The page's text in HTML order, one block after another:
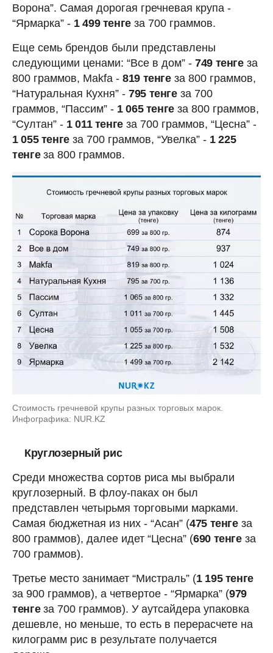
Ворона”. Самая дорогая гречневая крупа -
“Ярмарка” - 1 499 тенге за 700 граммов.
Еще семь брендов были представлены
следующими ценами: “Все в дом” - 749 тенгеза
800 граммов, Makfa - 819 тенгеза 800 граммов,
“Натуральная Кухня” - 795 тенгеза 700
граммов, “Пассим” - 1 065 тенге за 800 граммов,
“Султан” - 1 011 тенге за 700 граммов, “Цесна” -
1 055 тенге за 700 граммов, “Увелка” - 1 225
тенгеза 800 граммов.
Стоимость гречневой крупы разных торговых марок.
Инфографика: NUR.KZ
Круглозерный рис
Среди множества сортов риса мы выбрали
круглозерный. В флоу-паках он был
представлен четырьмя торговыми марками.
Самая бюджетная из них - “Асан” (475 тенгеза
800 граммов), далее идет “Цесна” (690 тенгеза
700 граммов).
Третье место занимает “Мистраль” (1 195 тенге
за 900 граммов), а четвертое - “Ярмарка” (979
тенгеза 700 граммов). У аутсайдера упаковка
дешевле, но меньше, то есть в перерасчете на
килограмм рис в результате получается